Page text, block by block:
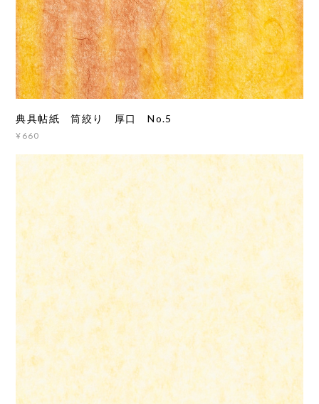
典具帖紙 筒絞り 厚口 No.5
¥660